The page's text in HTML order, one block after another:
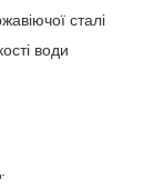
сталі
води